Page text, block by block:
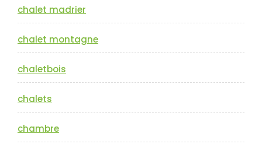
chalet madrier
chalet montagne
chaletbois
chalets
chambre